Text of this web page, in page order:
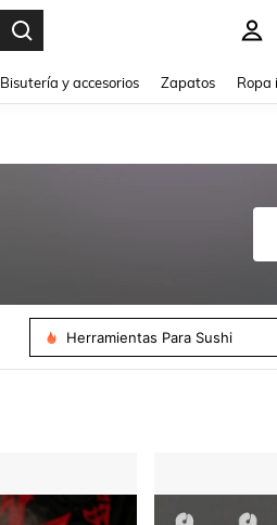
Bisutería y accesorios Zapatos Ropa
Herramientas Para Sushi